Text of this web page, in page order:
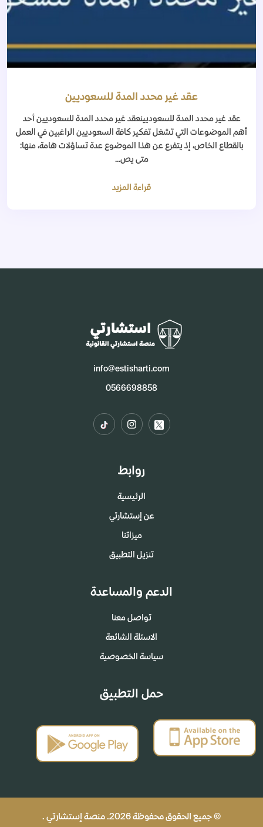
عقد غير محدد المدة للسعوديين
عقد غير محدد المدة للسعوديينعقد غير محدد المدة للسعوديين أحد
أهم الموضوعات التي تشغل تفكير كافة السعوديين الراغبين في العمل
بالقطاع الخاص، إذ يتفرع عن هذا الموضوع عدة تساؤلات هامة، منها:
متى يص...
قراءة المزيد
info@estisharti.com
0566698858
روابط
الرئيسية
عن إستشارتي
ميزاتنا
تنزيل التطبيق
الدعم والمساعدة
تواصل معنا
الاسئلة الشائعة
سياسة الخصوصية
حمل التطبيق
© جميع الحقوق محفوظة 2026. منصة إستشارتي .